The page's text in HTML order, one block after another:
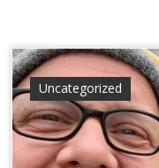
Uncategorized